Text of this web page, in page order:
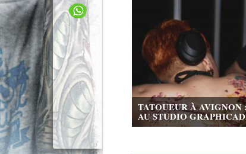
TATOUEUR À
AU STUDIO